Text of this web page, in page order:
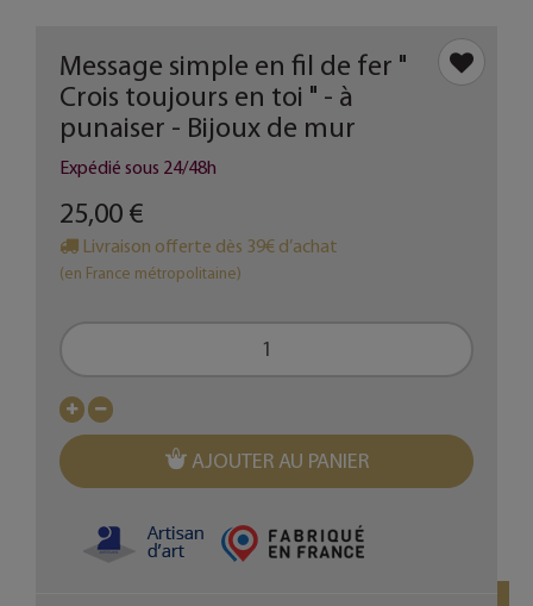
Message simple en fil de fer "
Crois toujours en toi " - à
punaiser - Bijoux de mur
Expédié sous 24/48h
25,00 €
Livraison offerte dès 39€ d’achat
(en France métropolitaine)
AJOUTER AU PANIER